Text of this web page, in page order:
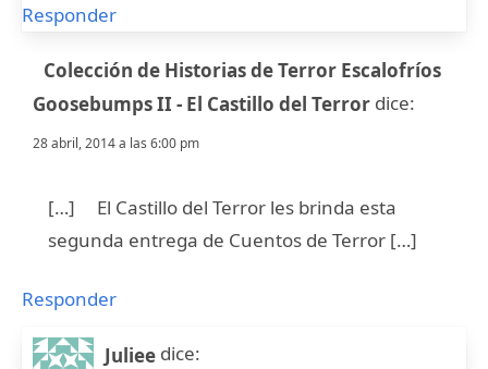
Responder
Colección de Historias de Terror Escalofríos
Goosebumps II - El Castillo del Terror dice:
28 abril, 2014 a las 6:00 pm
[…] El Castillo del Terror les brinda esta
segunda entrega de Cuentos de Terror […]
Responder
Juliee dice: